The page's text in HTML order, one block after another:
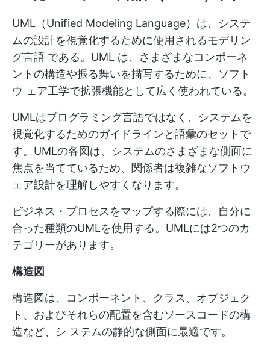
UML（Unified Modeling Language）は、システ
ムの設計を視覚化するために使用されるモデリン
グ言語 である。UML は、さまざまなコンポーネ
ントの構造や振る舞いを描写するために、ソフト
ウ ェア工学で拡張機能として広く使われている。
UMLはプログラミング言語ではなく、システムを
視覚化するためのガイドラインと語彙のセットで
す。UMLの各図は、システムのさまざまな側面に
焦点を当てているため、関係者は複雑なソフトウ
ェア設計を理解しやすくなります。
ビジネス・プロセスをマップする際には、自分に
合った種類のUMLを使用する。UMLには2つのカ
テゴリーがあります。
構造図
構造図は、コンポーネント、クラス、オブジェク
ト、およびそれらの配置を含むソースコードの構
造など、シ ステムの静的な側面に最適です。